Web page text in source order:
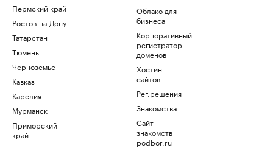
Пермский край
Ростов-на-Дону
Татарстан
Тюмень
Черноземье
Кавказ
Карелия
Мурманск
Приморский
край
Облако для
бизнеса
Корпоративный
регистратор
доменов
Хостинг
сайтов
Рег.решения
Знакомства
Сайт
знакомств
podbor.ru